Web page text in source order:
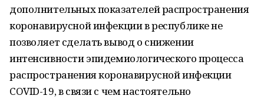
дополнительных показателей распространения
коронавирусной инфекции в республике не
позволяет сделать вывод о снижении
интенсивности эпидемиологического процесса
распространения коронавирусной инфекции
COVID-19, в связи с чем настоятельно